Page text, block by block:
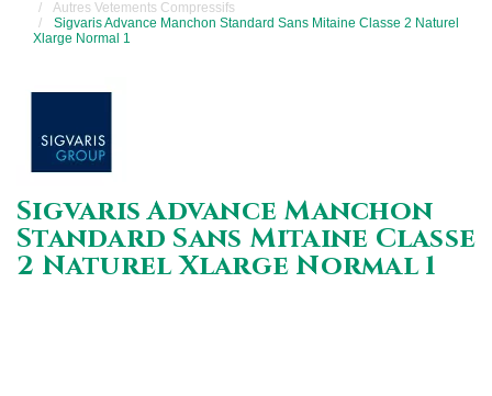
Martin
Autres Vetements Compressifs
Sigvaris Advance Manchon Standard Sans Mitaine Classe 2 Naturel
Xlarge Normal 1
Sigvaris Advance Manchon
Standard Sans Mitaine Classe
2 Naturel Xlarge Normal 1